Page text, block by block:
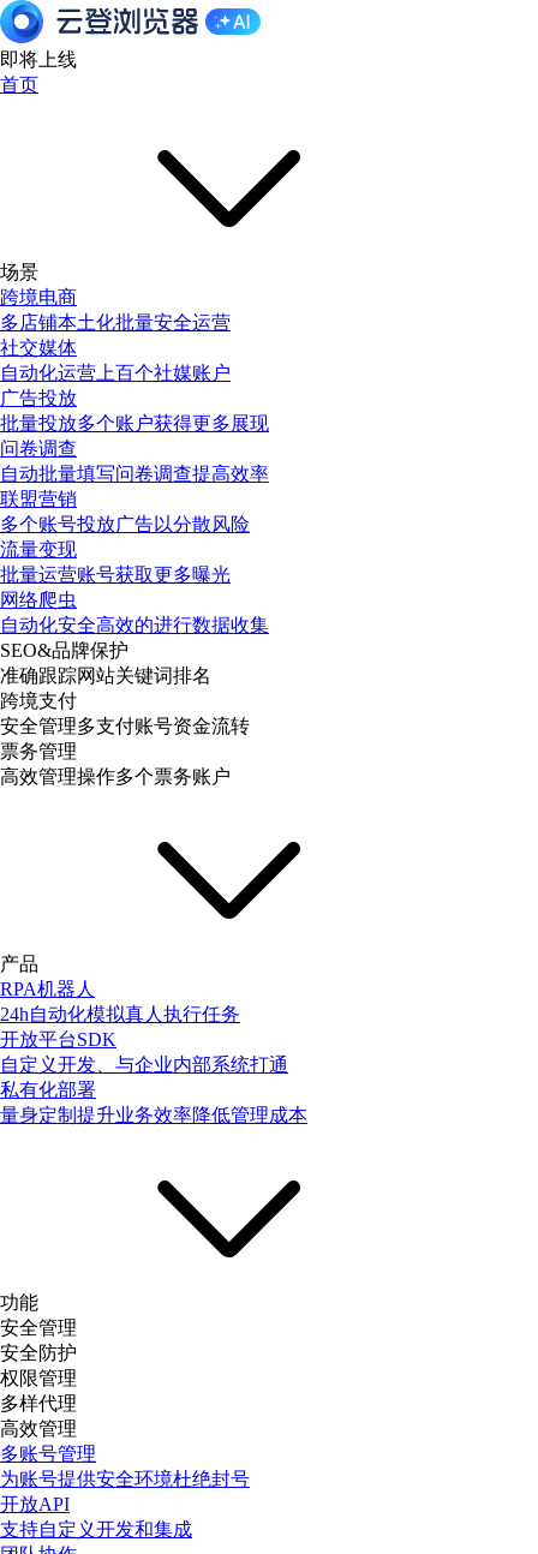
即将上线
首页
场景
跨境电商
多店铺本土化批量安全运营
社交媒体
自动化运营上百个社媒账户
广告投放
批量投放多个账户获得更多展现
问卷调查
自动批量填写问卷调查提高效率
联盟营销
多个账号投放广告以分散风险
流量变现
批量运营账号获取更多曝光
网络爬虫
自动化安全高效的进行数据收集
SEO&品牌保护
准确跟踪网站关键词排名
跨境支付
安全管理多支付账号资金流转
票务管理
高效管理操作多个票务账户
产品
RPA机器人
24h自动化模拟真人执行任务
开放平台SDK
自定义开发、与企业内部系统打通
私有化部署
量身定制提升业务效率降低管理成本
功能
安全管理
安全防护
权限管理
多样代理
高效管理
多账号管理
为账号提供安全环境杜绝封号
开放API
支持自定义开发和集成